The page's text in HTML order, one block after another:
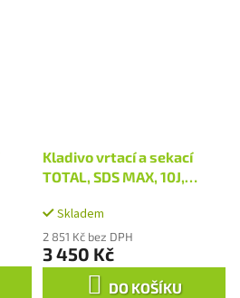
Kladivo vrtací a sekací
TOTAL, SDS MAX, 10J,
Skladem
2 851 Kč bez DPH
3 450 Kč
DO KOŠÍKU